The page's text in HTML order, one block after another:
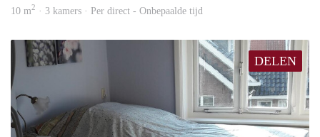
10 m2 · 3 kamers · Per direct - Onbepaalde tijd
DELEN